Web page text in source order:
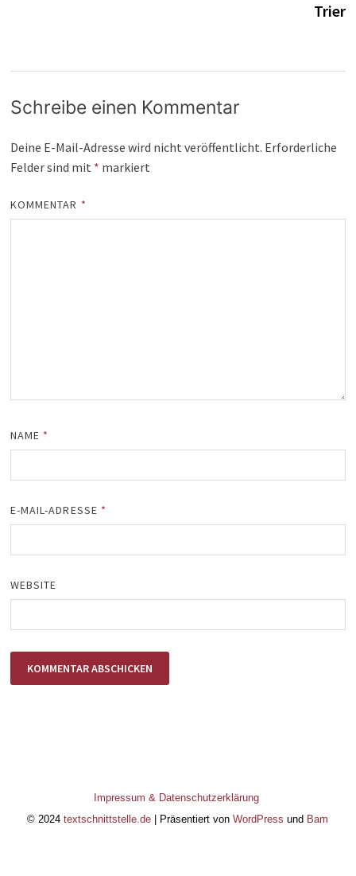
Trier
Schreibe einen Kommentar
Deine E-Mail-Adresse wird nicht veröffentlicht. Erforderliche
Felder sind mit * markiert
KOMMENTAR *
NAME *
E-MAIL-ADRESSE *
WEBSITE
Impressum & Datenschutzerklärung
© 2024textschnittstelle.de | Präsentiert vonWordPress und Bam